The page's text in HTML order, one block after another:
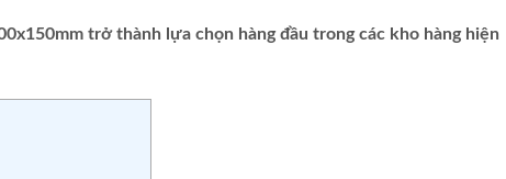
trở thành lựa chọn hàng đầu trong các kho hàng hiện